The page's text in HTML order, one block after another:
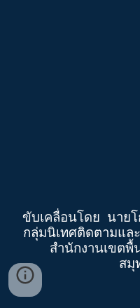
ขับเคลื่อนโดย นาย
กลุ่มนิเทศติดตามแล
สำนักงานเขต
สมุ